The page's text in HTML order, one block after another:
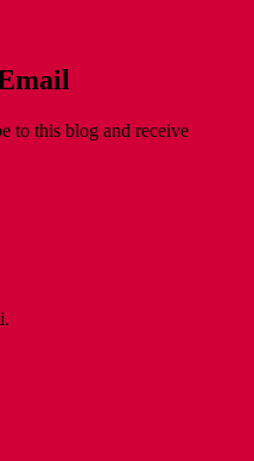
to this blog and receive